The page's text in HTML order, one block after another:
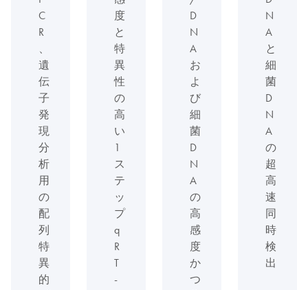
C
R
、
遺
伝
子
発
現
分
析
用
の
配
列
特
異
的
度
と
特
異
性
の
高
い
1
ス
テ
ッ
プ
q
R
T
-
D
N
A
お
よ
び
細
菌
D
N
A
の
高
感
度
か
つ
N
A
と
細
菌
D
N
A
の
超
高
速
同
時
検
出